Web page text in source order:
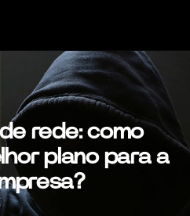
rede: como
plano para a